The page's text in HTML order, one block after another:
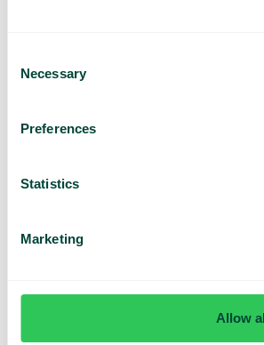
Selection
Necessary
Preferences
Statistics
Marketing
Allow
Hur vet jag om jag har Telavox